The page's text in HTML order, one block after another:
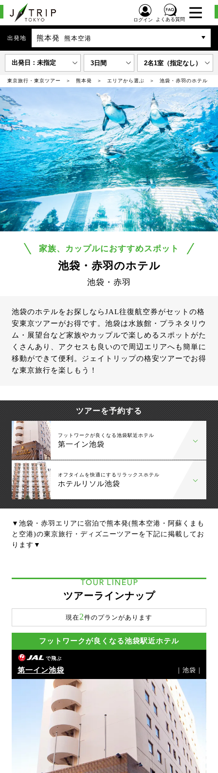
ログイン よくある質問
出発地 熊本発 熊本空港
出発日：未指定 3日間 2名1室（指定なし）
東京旅行・東京ツアー 熊本発 エリアから選ぶ 池袋・赤羽のホテル
家族、カップルにおすすめスポット
池袋・赤羽のホテル
池袋・赤羽
池袋のホテルをお探しならJAL往復航空券がセットの格
安東京ツアーがお得です。池袋は水族館・プラネタリウ
ム・展望台など家族やカップルで楽しめるスポットがた
くさんあり、アクセスも良いので周辺エリアへも簡単に
移動ができて便利。ジェイトリップの格安ツアーでお得
な東京旅行を楽しもう！
ツアーを予約する
フットワークが良くなる池袋駅近ホテル
第一イン池袋
オフタイムを快適にするリラックスホテル
ホテルリソル池袋
▼池袋・赤羽エリアに宿泊で熊本発(熊本空港・阿蘇くまも
と空港)の東京旅行・ディズニーツアーを下記に掲載してお
ります▼
TOUR LINEUP
ツアーラインナップ
現在2件のプランがあります
フットワークが良くなる池袋駅近ホテル
で飛ぶ
第一イン池袋 ｜池袋｜